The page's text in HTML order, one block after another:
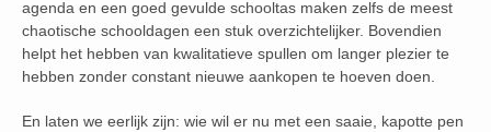
agenda en een goed gevulde schooltas maken zelfs de meest
chaotische schooldagen een stuk overzichtelijker. Bovendien
helpt het hebben van kwalitatieve spullen om langer plezier te
hebben zonder constant nieuwe aankopen te hoeven doen.
En laten we eerlijk zijn: wie wil er nu met een saaie, kapotte pen